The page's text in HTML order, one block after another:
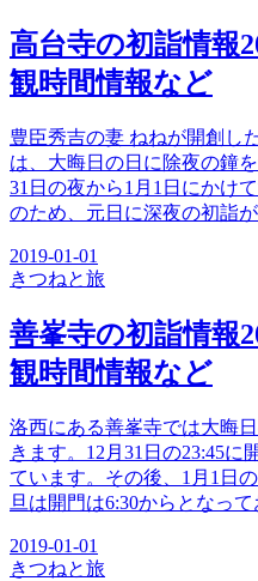
高台寺の初詣情報
観時間情報など
豊臣秀吉の妻 ねねが開創し
は、大晦日の日に除夜の鐘
31日の夜から1月1日にかけ
のため、元日に深夜の初詣
2019-01-01
きつねと旅
善峯寺の初詣情報
観時間情報など
洛西にある善峯寺では大晦
きます。12月31日の23:45に
ています。その後、1月1日
旦は開門は6:30からとなっ
2019-01-01
きつねと旅